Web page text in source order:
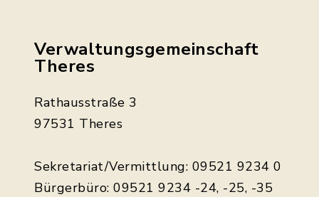
Verwaltungsgemeinschaft
Theres
Rathausstraße 3
97531 Theres
Sekretariat/Vermittlung: 09521 9234 0
Bürgerbüro: 09521 9234 -24, -25, -35